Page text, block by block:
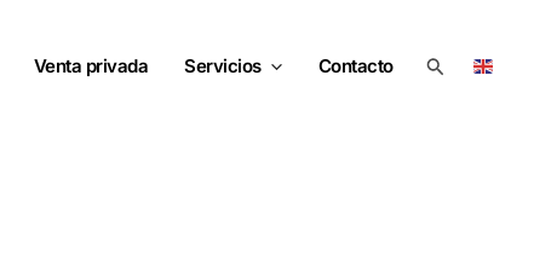
Venta privada Servicios Contacto Buscar